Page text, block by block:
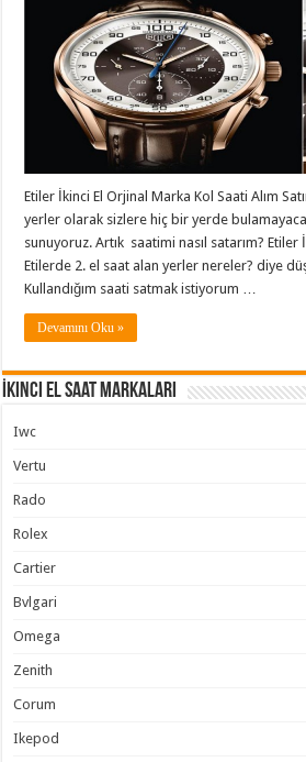
Etiler İkinci El Orjinal Marka Kol Saati Alım
yerler olarak sizlere hiç bir yerde
sunuyoruz. Artık saatimi nasıl satarım? Etiler
Etilerde 2. el saat alan yerler nereler? diye
Kullandığım saati satmak istiyorum …
Devamını Oku »
İkinci El Saat Markaları
Iwc
Vertu
Rado
Rolex
Cartier
Bvlgari
Omega
Zenith
Corum
Ikepod